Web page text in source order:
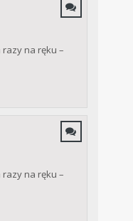
razy na ręku –
razy na ręku –